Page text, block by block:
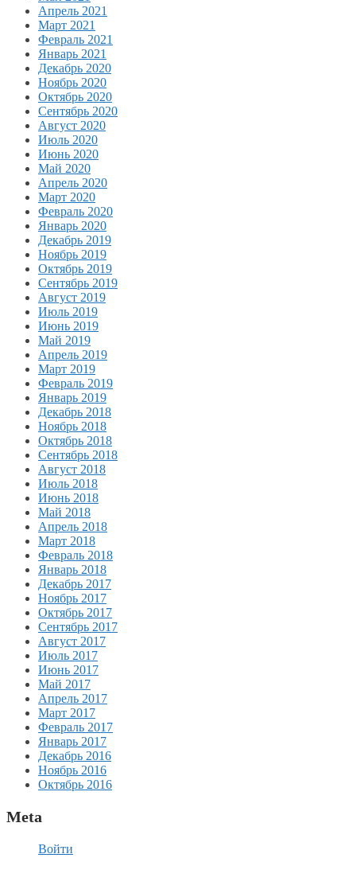
Апрель 2021
Март 2021
Февраль 2021
Январь 2021
Декабрь 2020
Ноябрь 2020
Октябрь 2020
Сентябрь 2020
Август 2020
Июль 2020
Июнь 2020
Май 2020
Апрель 2020
Март 2020
Февраль 2020
Январь 2020
Декабрь 2019
Ноябрь 2019
Октябрь 2019
Сентябрь 2019
Август 2019
Июль 2019
Июнь 2019
Май 2019
Апрель 2019
Март 2019
Февраль 2019
Январь 2019
Декабрь 2018
Ноябрь 2018
Октябрь 2018
Сентябрь 2018
Август 2018
Июль 2018
Июнь 2018
Май 2018
Апрель 2018
Март 2018
Февраль 2018
Январь 2018
Декабрь 2017
Ноябрь 2017
Октябрь 2017
Сентябрь 2017
Август 2017
Июль 2017
Июнь 2017
Май 2017
Апрель 2017
Март 2017
Февраль 2017
Январь 2017
Декабрь 2016
Ноябрь 2016
Октябрь 2016
Meta
Войти